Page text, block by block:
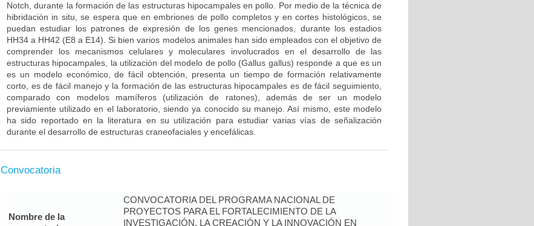
Notch, durante la formación de las estructuras hipocampales en pollo. Por medio de la técnica de
hibridación in situ, se espera que en embriones de pollo completos y en cortes histológicos, se
puedan estudiar los patrones de expresión de los genes mencionados, durante los estadios
HH34 a HH42 (E8 a E14). Si bien varios modelos animales han sido empleados con el objetivo de
comprender los mecanismos celulares y moleculares involucrados en el desarrollo de las
estructuras hipocampales, la utilización del modelo de pollo (Gallus gallus) responde a que es un
es un modelo económico, de fácil obtención, presenta un tiempo de formación relativamente
corto, es de fácil manejo y la formación de las estructuras hipocampales es de fácil seguimiento,
comparado con modelos mamíferos (utilización de ratones), además de ser un modelo
previamiente utilizado en el laboratorio, siendo ya conocido su manejo. Así mismo, este modelo
ha sido reportado en la literatura en su utilización para estudiar varias vías de señalización
durante el desarrollo de estructuras craneofaciales y encefálicas.
Convocatoria
Nombre de la
CONVOCATORIA DEL PROGRAMA NACIONAL DE
PROYECTOS PARA EL FORTALECIMIENTO DE LA
INVESTIGACIÓN, LA CREACIÓN Y LA INNOVACIÓN EN